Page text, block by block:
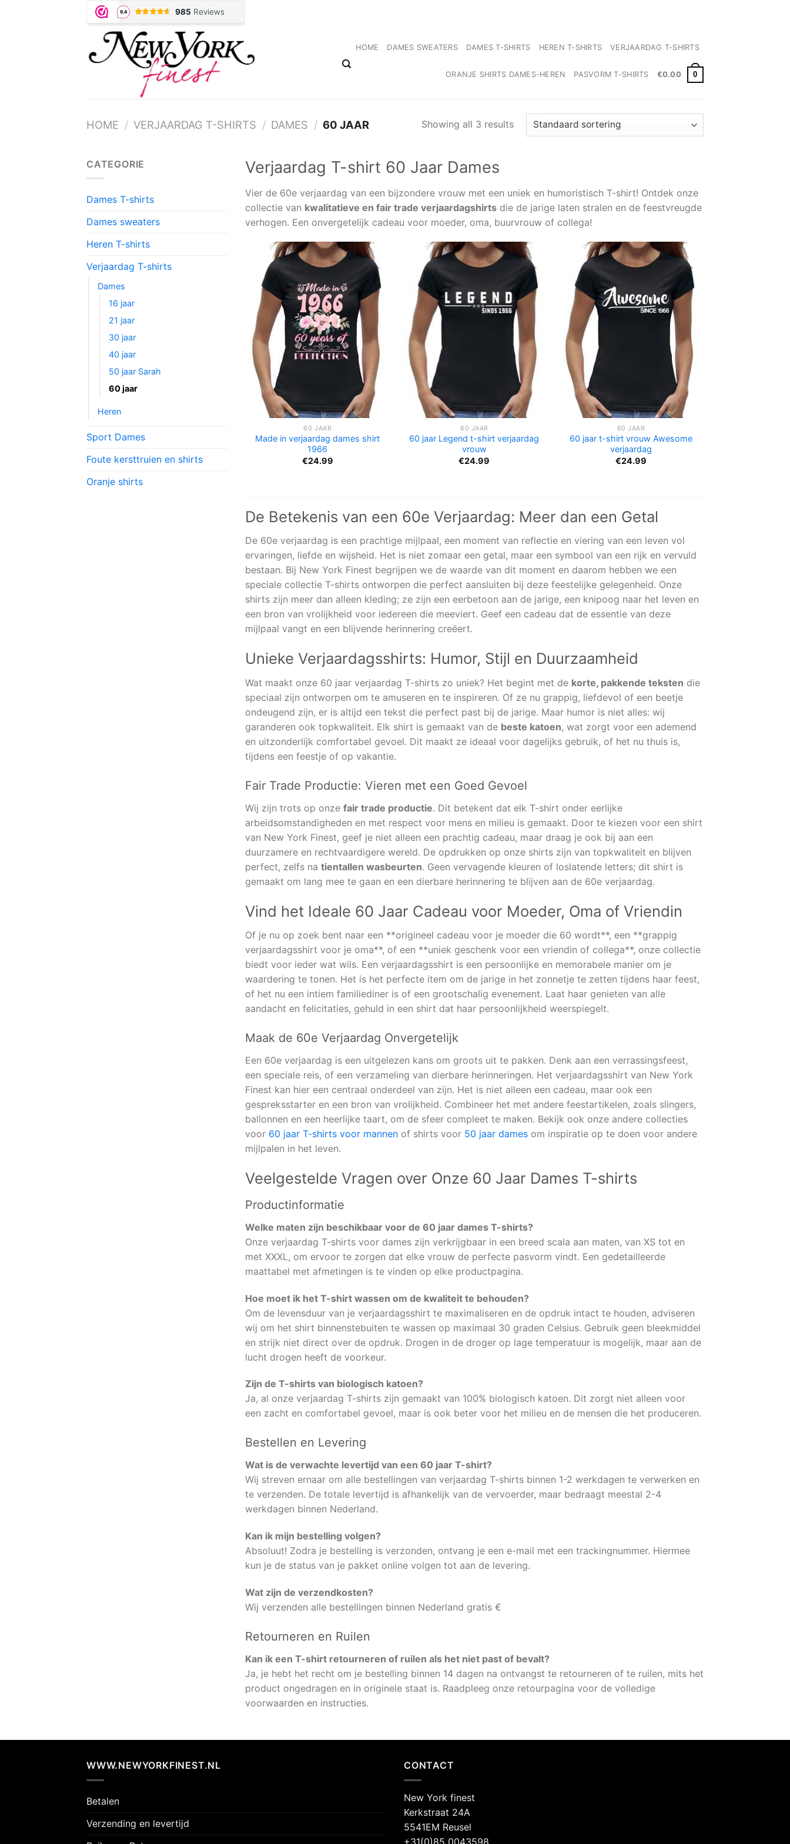
HOME DAMES SWEATERS DAMES T-SHIRTS HEREN T-SHIRTS VERJAARDAG T-SHIRTS
ORANJE SHIRTS DAMES-HEREN PASVORM T-SHIRTS €0.00 0
HOME / VERJAARDAG T-SHIRTS / DAMES / 60 JAAR Showing all 3 results
CATEGORIE
Dames T-shirts
Dames sweaters
Heren T-shirts
Verjaardag T-shirts
Dames
16 jaar
21 jaar
30 jaar
40 jaar
50 jaar Sarah
60 jaar
Heren
Sport Dames
Foute kersttruien en shirts
Oranje shirts
Verjaardag T-shirt 60 Jaar Dames
Vier de 60e verjaardag van een bijzondere vrouw met een uniek en humoristisch T-shirt! Ontdek onze
collectie van kwalitatieve en fair trade verjaardagshirts die de jarige laten stralen en de feestvreugde
verhogen. Een onvergetelijk cadeau voor moeder, oma, buurvrouw of collega!
60 JAAR
Made in verjaardag dames shirt
1966
€24.99
60 JAAR
60 jaar Legend t-shirt verjaardag
vrouw
€24.99
60 JAAR
60 jaar t-shirt vrouw Awesome
verjaardag
€24.99
De Betekenis van een 60e Verjaardag: Meer dan een Getal
De 60e verjaardag is een prachtige mijlpaal, een moment van reflectie en viering van een leven vol
ervaringen, liefde en wijsheid. Het is niet zomaar een getal, maar een symbool van een rijk en vervuld
bestaan. Bij New York Finest begrijpen we de waarde van dit moment en daarom hebben we een
speciale collectie T-shirts ontworpen die perfect aansluiten bij deze feestelijke gelegenheid. Onze
shirts zijn meer dan alleen kleding; ze zijn een eerbetoon aan de jarige, een knipoog naar het leven en
een bron van vrolijkheid voor iedereen die meeviert. Geef een cadeau dat de essentie van deze
mijlpaal vangt en een blijvende herinnering creëert.
Unieke Verjaardagsshirts: Humor, Stijl en Duurzaamheid
Wat maakt onze 60 jaar verjaardag T-shirts zo uniek? Het begint met de korte, pakkende teksten die
speciaal zijn ontworpen om te amuseren en te inspireren. Of ze nu grappig, liefdevol of een beetje
ondeugend zijn, er is altijd een tekst die perfect past bij de jarige. Maar humor is niet alles: wij
garanderen ook topkwaliteit. Elk shirt is gemaakt van de beste katoen, wat zorgt voor een ademend
en uitzonderlijk comfortabel gevoel. Dit maakt ze ideaal voor dagelijks gebruik, of het nu thuis is,
tijdens een feestje of op vakantie.
Fair Trade Productie: Vieren met een Goed Gevoel
Wij zijn trots op onze fair trade productie. Dit betekent dat elk T-shirt onder eerlijke
arbeidsomstandigheden en met respect voor mens en milieu is gemaakt. Door te kiezen voor een shirt
van New York Finest, geef je niet alleen een prachtig cadeau, maar draag je ook bij aan een
duurzamere en rechtvaardigere wereld. De opdrukken op onze shirts zijn van topkwaliteit en blijven
perfect, zelfs na tientallen wasbeurten. Geen vervagende kleuren of loslatende letters; dit shirt is
gemaakt om lang mee te gaan en een dierbare herinnering te blijven aan de 60e verjaardag.
Vind het Ideale 60 Jaar Cadeau voor Moeder, Oma of Vriendin
Of je nu op zoek bent naar een **origineel cadeau voor je moeder die 60 wordt**, een **grappig
verjaardagsshirt voor je oma**, of een **uniek geschenk voor een vriendin of collega**, onze collectie
biedt voor ieder wat wils. Een verjaardagsshirt is een persoonlijke en memorabele manier om je
waardering te tonen. Het is het perfecte item om de jarige in het zonnetje te zetten tijdens haar feest,
of het nu een intiem familiediner is of een grootschalig evenement. Laat haar genieten van alle
aandacht en felicitaties, gehuld in een shirt dat haar persoonlijkheid weerspiegelt.
Maak de 60e Verjaardag Onvergetelijk
Een 60e verjaardag is een uitgelezen kans om groots uit te pakken. Denk aan een verrassingsfeest,
een speciale reis, of een verzameling van dierbare herinneringen. Het verjaardagsshirt van New York
Finest kan hier een centraal onderdeel van zijn. Het is niet alleen een cadeau, maar ook een
gespreksstarter en een bron van vrolijkheid. Combineer het met andere feestartikelen, zoals slingers,
ballonnen en een heerlijke taart, om de sfeer compleet te maken. Bekijk ook onze andere collecties
voor 60 jaar T-shirts voor mannen of shirts voor 50 jaar dames om inspiratie op te doen voor andere
mijlpalen in het leven.
Veelgestelde Vragen over Onze 60 Jaar Dames T-shirts
Productinformatie
Welke maten zijn beschikbaar voor de 60 jaar dames T-shirts?
Onze verjaardag T-shirts voor dames zijn verkrijgbaar in een breed scala aan maten, van XS tot en
met XXXL, om ervoor te zorgen dat elke vrouw de perfecte pasvorm vindt. Een gedetailleerde
maattabel met afmetingen is te vinden op elke productpagina.
Hoe moet ik het T-shirt wassen om de kwaliteit te behouden?
Om de levensduur van je verjaardagsshirt te maximaliseren en de opdruk intact te houden, adviseren
wij om het shirt binnenstebuiten te wassen op maximaal 30 graden Celsius. Gebruik geen bleekmiddel
en strijk niet direct over de opdruk. Drogen in de droger op lage temperatuur is mogelijk, maar aan de
lucht drogen heeft de voorkeur.
Zijn de T-shirts van biologisch katoen?
Ja, al onze verjaardag T-shirts zijn gemaakt van 100% biologisch katoen. Dit zorgt niet alleen voor
een zacht en comfortabel gevoel, maar is ook beter voor het milieu en de mensen die het produceren.
Bestellen en Levering
Wat is de verwachte levertijd van een 60 jaar T-shirt?
Wij streven ernaar om alle bestellingen van verjaardag T-shirts binnen 1-2 werkdagen te verwerken en
te verzenden. De totale levertijd is afhankelijk van de vervoerder, maar bedraagt meestal 2-4
werkdagen binnen Nederland.
Kan ik mijn bestelling volgen?
Absoluut! Zodra je bestelling is verzonden, ontvang je een e-mail met een trackingnummer. Hiermee
kun je de status van je pakket online volgen tot aan de levering.
Wat zijn de verzendkosten?
Wij verzenden alle bestellingen binnen Nederland gratis €
Retourneren en Ruilen
Kan ik een T-shirt retourneren of ruilen als het niet past of bevalt?
Ja, je hebt het recht om je bestelling binnen 14 dagen na ontvangst te retourneren of te ruilen, mits het
product ongedragen en in originele staat is. Raadpleeg onze retourpagina voor de volledige
voorwaarden en instructies.
WWW.NEWYORKFINEST.NL
Betalen
Verzending en levertijd
CONTACT
New York finest
Kerkstraat 24A
5541EM Reusel
+31(0)85 0043598